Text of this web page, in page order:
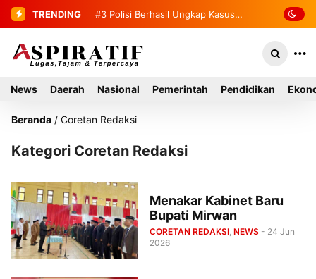
TRENDING #3 Polisi Berhasil Ungkap Kasus
News Daerah Nasional Pemerintah Pendidikan
Beranda / Coretan Redaksi
Kategori Coretan Redaksi
Menakar Kabinet Baru
Bupati Mirwan
CORETAN REDAKSI NEWS - 24 Jun
2026